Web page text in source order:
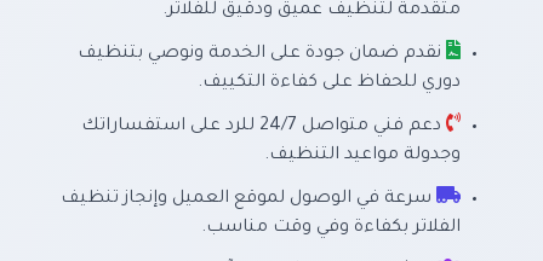
متقدمة لتنظيف عميق ودقيق للفلاتر.
نقدم ضمان جودة على الخدمة ونوصي بتنظيف
دوري للحفاظ على كفاءة التكييف.
دعم فني متواصل 24/7 للرد على استفساراتك
وجدولة مواعيد التنظيف.
سرعة في الوصول لموقع العميل وإنجاز تنظيف
الفلاتر بكفاءة وفي وقت مناسب.